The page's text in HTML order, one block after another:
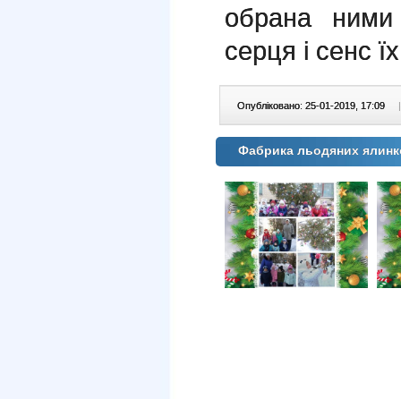
обрана
серця і сенс
Опубліковано: 25-01-2019, 17:09 |
Фабрика льодяних